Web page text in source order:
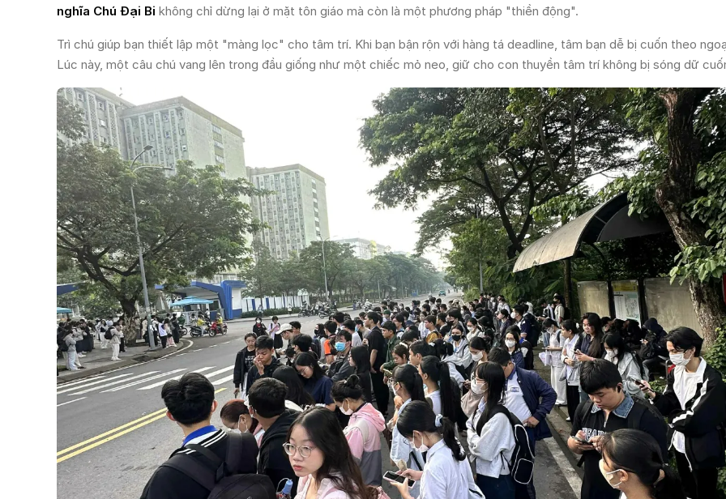
nghĩa Chú Đại Bi không chỉ dừng lại ở mặt tôn giáo mà còn là một phương pháp "thiền động".
Trì chú giúp bạn thiết lập một "màng lọc" cho tâm trí. Khi bạn bận rộn với hàng tá deadline, tâm bạn dễ bị cuốn theo
Lúc này, một câu chú vang lên trong đầu giống như một chiếc mỏ neo, giữ cho con thuyền tâm trí không bị sóng dữ